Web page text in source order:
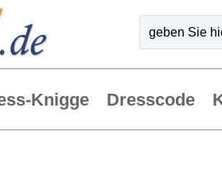
Knigge Dresscode